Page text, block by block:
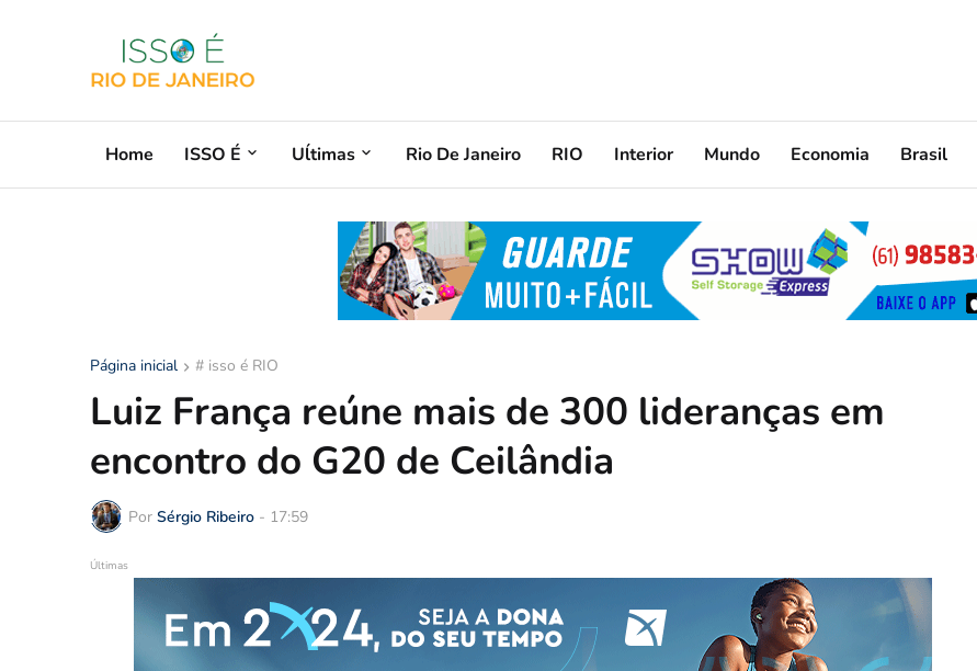
Home ISSO É Uĺtimas Rio De Janeiro RIO Interior Mundo Economia Brasil
Página inicial # isso é RIO
Luiz França reúne mais de 300 lideranças em
encontro do G20 de Ceilândia
Por Sérgio Ribeiro - 17:59
Últimas